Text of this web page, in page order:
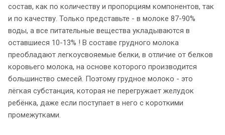
состав, как по количеству и пропорциям компонентов, так
и по качеству. Только представьте - в молоке 87-90%
воды, а все питательные вещества укладываются в
оставшиеся 10-13% ! В составе грудного молока
преобладают легкоусвояемые белки, в отличие от белков
коровьего молока, на основе которого производится
большинство смесей. Поэтому грудное молоко - это
лёгкая субстанция, которая не перегружает желудок
ребёнка, даже если поступает в него с короткими
промежутками.